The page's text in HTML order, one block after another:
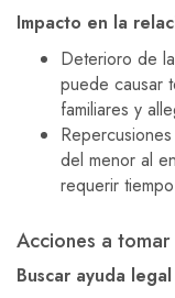
Impacto en la
Deterioro de
puede causar
familiares y
del menor al
requerir
Acciones a tomar
Buscar ayuda